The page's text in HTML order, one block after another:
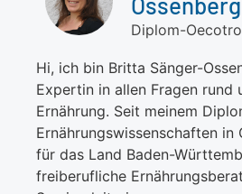
Diplom-
Hi, ich bin Britta Sänger-
Expertin in allen Fragen rund
Ernährung. Seit meinem
Ernährungswissenschaften in
für das Land Baden-
freiberufliche